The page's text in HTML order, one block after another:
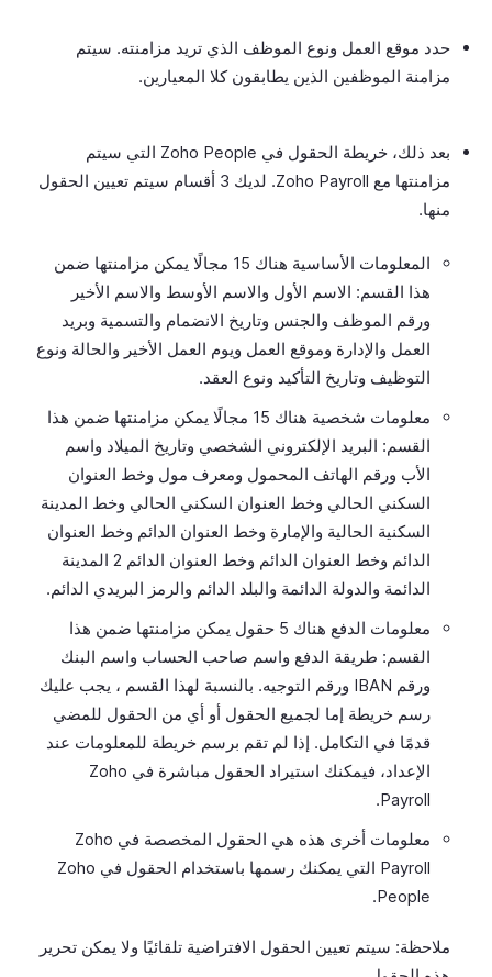
حدد موقع العمل ونوع الموظف الذي تريد مزامنته. سيتم
مزامنة الموظفين الذين يطابقون كلا المعيارين.
بعد ذلك، خريطة الحقول في Zoho People التي سيتم
مزامنتها مع Zoho Payroll. لديك 3 أقسام سيتم تعيين الحقول
منها.
المعلومات الأساسية هناك 15 مجالًا يمكن مزامنتها ضمن
هذا القسم: الاسم الأول والاسم الأوسط والاسم الأخير
ورقم الموظف والجنس وتاريخ الانضمام والتسمية وبريد
العمل والإدارة وموقع العمل ويوم العمل الأخير والحالة ونوع
التوظيف وتاريخ التأكيد ونوع العقد.
معلومات شخصية هناك 15 مجالًا يمكن مزامنتها ضمن هذا
القسم: البريد الإلكتروني الشخصي وتاريخ الميلاد واسم
الأب ورقم الهاتف المحمول ومعرف مول وخط العنوان
السكني الحالي وخط العنوان السكني الحالي وخط المدينة
السكنية الحالية والإمارة وخط العنوان الدائم وخط العنوان
الدائم وخط العنوان الدائم وخط العنوان الدائم 2 المدينة
الدائمة والدولة الدائمة والبلد الدائم والرمز البريدي الدائم.
معلومات الدفع هناك 5 حقول يمكن مزامنتها ضمن هذا
القسم: طريقة الدفع واسم صاحب الحساب واسم البنك
ورقم IBAN ورقم التوجيه. بالنسبة لهذا القسم ، يجب عليك
رسم خريطة إما لجميع الحقول أو أي من الحقول للمضي
قدمًا في التكامل. إذا لم تقم برسم خريطة للمعلومات عند
الإعداد، فيمكنك استيراد الحقول مباشرة في Zoho
Payroll.
معلومات أخرى هذه هي الحقول المخصصة في Zoho
Payroll التي يمكنك رسمها باستخدام الحقول في Zoho
People.
ملاحظة: سيتم تعيين الحقول الافتراضية تلقائيًا ولا يمكن تحرير